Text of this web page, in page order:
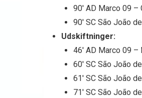
90′ AD Marco 09 –
90′ SC São João
Udskiftninger:
46′ AD Marco 09 –
60′ SC São João
61′ SC São João
71′ SC São João